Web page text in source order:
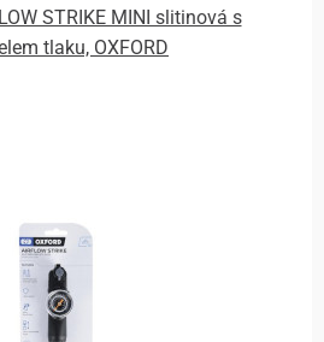
STRIKE MINI slitinová s
tlaku, OXFORD